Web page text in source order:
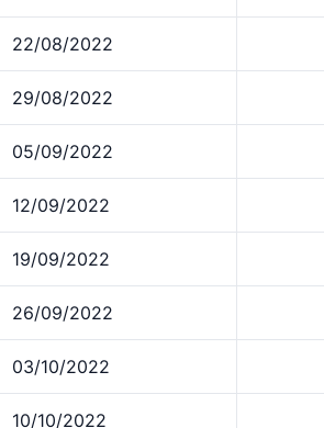
22/08/2022
29/08/2022
05/09/2022
12/09/2022
19/09/2022
26/09/2022
03/10/2022
10/10/2022